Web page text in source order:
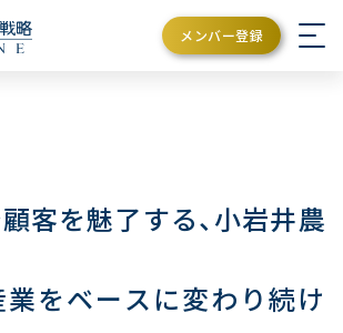
メンバー登録
客を魅了する、小岩井農
をベースに変わり続け